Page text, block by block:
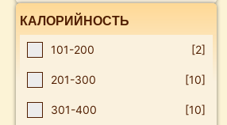
КАЛОРИЙНОСТЬ
101-200 [2]
201-300 [10]
301-400 [10]